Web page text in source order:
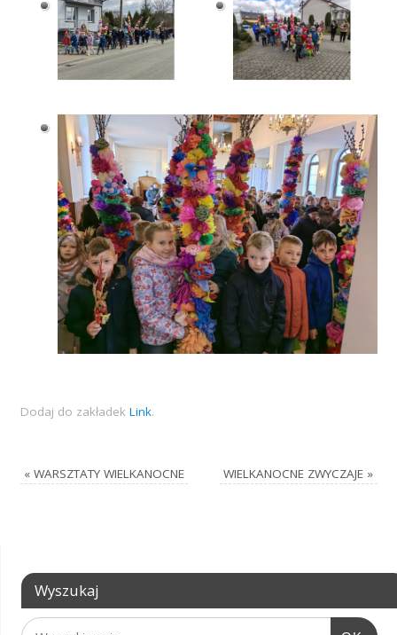
Dodaj do zakładek Link.
«WARSZTATY WIELKANOCNE WIELKANOCNE ZWYCZAJE »
Wyszukaj